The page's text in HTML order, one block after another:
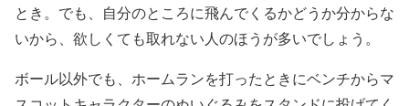
とき。でも、自分のところに飛んでくるかどうか分からな
いから、欲しくても取れない人のほうが多いでしょう。
ボール以外でも、ホームランを打ったときにベンチからマ